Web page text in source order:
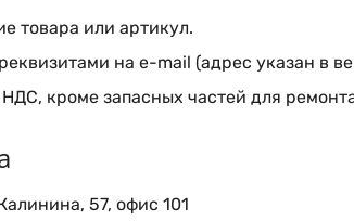
товара или артикул.
на e-mail (адрес указан в
кроме запасных частей для
57, офис 101